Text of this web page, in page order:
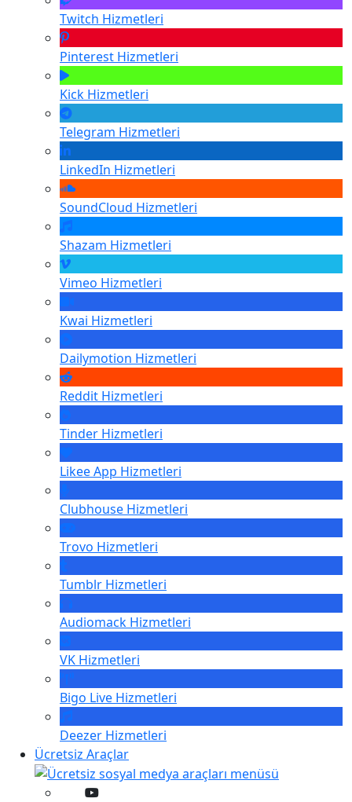
Twitch Hizmetleri
Pinterest Hizmetleri
Kick Hizmetleri
Telegram Hizmetleri
LinkedIn Hizmetleri
SoundCloud Hizmetleri
Shazam Hizmetleri
Vimeo Hizmetleri
Kwai Hizmetleri
Dailymotion Hizmetleri
Reddit Hizmetleri
Tinder Hizmetleri
Likee App Hizmetleri
Clubhouse Hizmetleri
Trovo Hizmetleri
Tumblr Hizmetleri
Audiomack Hizmetleri
VK Hizmetleri
Bigo Live Hizmetleri
Deezer Hizmetleri
Ücretsiz Araçlar